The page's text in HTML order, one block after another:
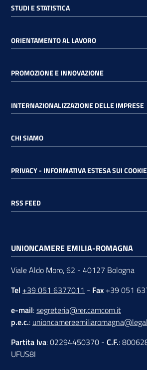
Seguici
su
STUDI E STATISTICA
ORIENTAMENTO AL LAVORO
PROMOZIONE E INNOVAZIONE
INTERNAZIONALIZZAZIONE DELLE IMPRESE
CHI SIAMO
PRIVACY - INFORMATIVA ESTESA SUI COOKIE
RSS FEED
UNIONCAMERE EMILIA-ROMAGNA
Viale Aldo Moro, 62 - 40127 Bologna
Tel +39 051 6377011 - Fax +39 051
e-mail:segreteria@rer.camcom.it
p.e.c.:
Partita Iva: 02294450370 - C.F.:
UFUS8I